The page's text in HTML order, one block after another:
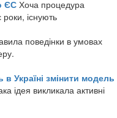
ЄС Хоча процедура
існують
поведінки в умовах
Україні змінити модель
ідея викликала активні